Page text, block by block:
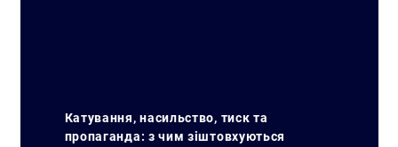
Катування, насильство, тиск та
пропаганда: з чим зіштовхуються